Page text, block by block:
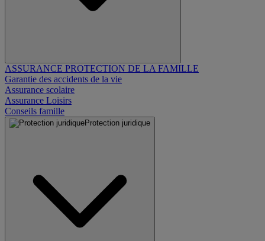
ASSURANCE PROTECTION DE LA FAMILLE
Garantie des accidents de la vie
Assurance scolaire
Assurance Loisirs
Conseils famille
Protection juridique